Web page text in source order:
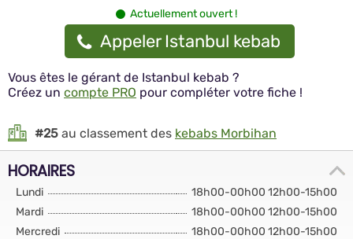
Actuellement ouvert !
Appeler Istanbul kebab
Vous êtes le gérant de Istanbul kebab ?
Créez un compte PRO pour compléter votre fiche !
#25 au classement des kebabs Morbihan
HORAIRES
Lundi
18h00-00h00 12h00-15h00
Mardi
18h00-00h00 12h00-15h00
Mercredi
18h00-00h00 12h00-15h00